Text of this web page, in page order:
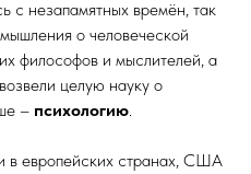
с незапамятных времён, так
о человеческой
философов и мыслителей, а
целую науку о
– психологию.
в европейских странах, США